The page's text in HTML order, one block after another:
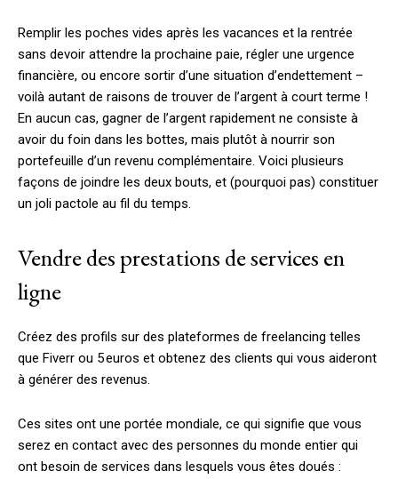
Remplir les poches vides après les vacances et la rentrée
sans devoir attendre la prochaine paie, régler une urgence
financière, ou encore sortir d’une situation d’endettement –
voilà autant de raisons de trouver de l’argent à court terme !
En aucun cas, gagner de l’argent rapidement ne consiste à
avoir du foin dans les bottes, mais plutôt à nourrir son
portefeuille d’un revenu complémentaire. Voici plusieurs
façons de joindre les deux bouts, et (pourquoi pas) constituer
un joli pactole au fil du temps.
Vendre des prestations de services en
ligne
Créez des profils sur des plateformes de freelancing telles
que Fiverr ou 5 euros et obtenez des clients qui vous aideront
à générer des revenus.
Ces sites ont une portée mondiale, ce qui signifie que vous
serez en contact avec des personnes du monde entier qui
ont besoin de services dans lesquels vous êtes doués :